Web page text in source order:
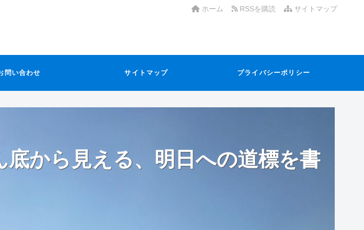
サイトマップ
RSSを購読
ホーム
問い合わせ サイトマップ プライバシーポリシー
から見える、明日への道標を書